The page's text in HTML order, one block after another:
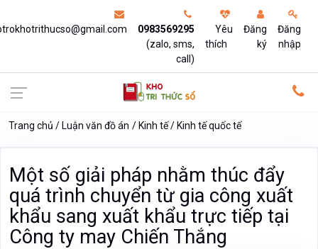
0983569295
(zalo, sms,
call)
Yêu
thích
Đăng
ký
Đăng
nhập
Trang chủ Luận văn đồ án Kinh tế Kinh tế quốc tế
Một số giải pháp nhằm thúc đẩy
quá trình chuyển từ gia công xuất
khẩu sang xuất khẩu trực tiếp tại
Công ty may Chiến Thắng